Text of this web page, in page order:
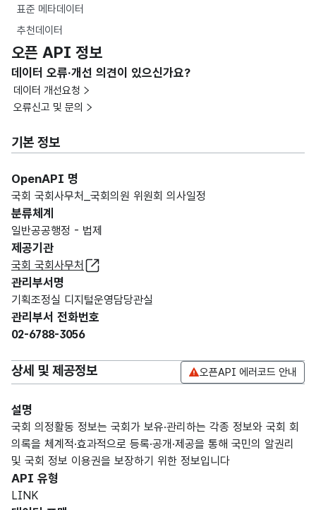
표준 메타데이터
추천데이터
오픈 API 정보
데이터 오류·개선 의견이 있으신가요?
데이터 개선요청
오류신고 및 문의
기본 정보
OpenAPI 명
국회 국회사무처_국회의원 위원회 의사일정
분류체계
일반공공행정 - 법제
제공기관
국회 국회사무처
관리부서명
기획조정실 디지털운영담당관실
관리부서 전화번호
02-6788-3056
상세 및 제공정보 오픈API 에러코드 안내
설명
국회 의정활동 정보는 국회가 보유·관리하는 각종 정보와 국회 회
의록을 체계적·효과적으로 등록·공개·제공을 통해 국민의 알권리
및 국회 정보 이용권을 보장하기 위한 정보입니다
API 유형
LINK